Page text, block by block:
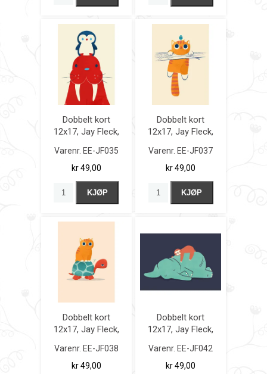
Dobbelt kort
12x17, Jay Fleck,
Walrus
Varenr. EE-JF035
kr 49,00
KJØP
Dobbelt kort
12x17, Jay Fleck,
Bird
Varenr. EE-JF037
kr 49,00
KJØP
Dobbelt kort
12x17, Jay Fleck,
Turtle
Varenr. EE-JF038
kr 49,00
Dobbelt kort
12x17, Jay Fleck,
Varenr. EE-JF042
kr 49,00